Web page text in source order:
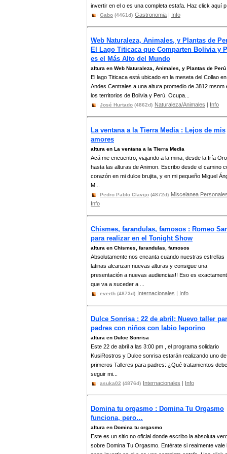
invertir en el o es una completa estafa. Haz click aquí
Gabo (4461d) Gastronomia | Info
Web Naturaleza, Animales, y Plantas de
El Lago Titicaca que Comparten Bolivia y
es el Más Alto del Mundo
altura en Web Naturaleza, Animales, y Plantas de Perú
El lago Titicaca está ubicado en la meseta del Collao
Andes Centrales a una altura promedio de 3812 msnm
los territorios de Bolivia y Perú. Ocupa...
José Hurtado (4862d) Naturaleza/Animales | Info
La ventana a la Tierra Media : Lejos de mis
amores
altura en La ventana a la Tierra Media
Acá me encuentro, viajando a la mina, desde la fría
hasta las alturas de Animon. Escribo desde el camino
corazón en mi dulce brujita, y en mi pequeño Miguel
M...
Pedro Pablo Clavijo (4872d) Miscelanea
Info
Chismes, farandulas, famosos : Romeo
para realizar en el Tonight Show
altura en Chismes, farandulas, famosos
Absolutamente nos encanta cuando nuestras estrellas
latinas alcanzan nuevas alturas y consigue una
presentación a nuevas audiencias!! Eso es
que va a suceder a ...
everth (4873d) Internacionales | Info
Dulce Sonrisa : 22 de abril: Nuevo taller
padres con niños con labio leporino
altura en Dulce Sonrisa
Este 22 de abril a las 3:00 pm , el programa solidario
KusiRostros y Dulce sonrisa estarán realizando uno
primeros Talleres para padres: ¿Qué tratamientos debe
seguir mi...
asuka02 (4876d) Internacionales | Info
Domina tu orgasmo : Domina Tu Orgasmo
funciona, pero…
altura en Domina tu orgasmo
Este es un sitio no oficial donde escribo la absoluta
sobre Domina Tu Orgasmo. Entérate si realmente vale